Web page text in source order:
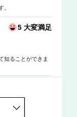
。
5 大変満足
知ることができま